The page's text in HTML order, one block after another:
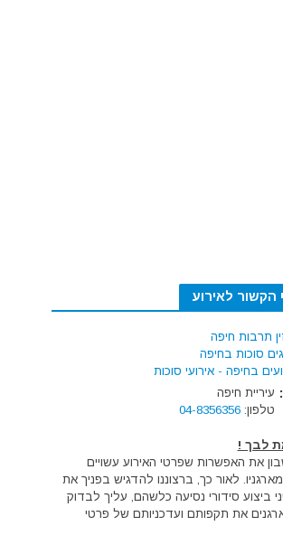
הקשור לאירוע
תרבות חיפה
סוכות בחיפה
בחיפה - אירועי סוכות
עיריית חיפה
טלפון:04-8356356
לבך !
את האפשרות שפרטי האירוע עשויים
לאור כך, ברצוננו להדגיש בפניך את
ביצוע סידורי נסיעה כלשהם, עליך לבדוק
את תקפותם ועדכניותם של פרטי